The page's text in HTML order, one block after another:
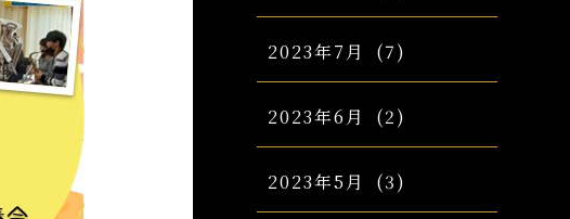
2023年7月 (7)
2023年6月 (2)
2023年5月 (3)